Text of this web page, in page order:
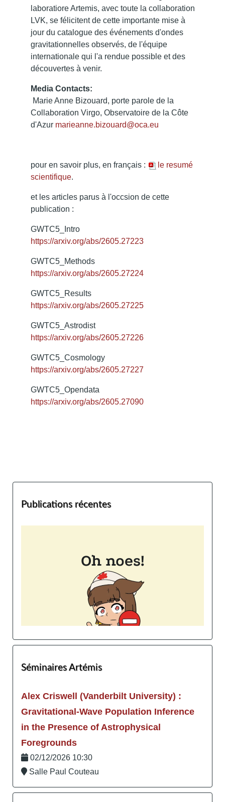
laboratiore Artemis, avec toute la collaboration
LVK, se félicitent de cette importante mise à
jour du catalogue des événements d'ondes
gravitationnelles observés, de l'équipe
internationale qui l'a rendue possible et des
découvertes à venir.
Media Contacts:
Marie Anne Bizouard, porte parole de la
Collaboration Virgo, Observatoire de la Côte
d'Azur marieanne.bizouard@oca.eu
pour en savoir plus, en français :
le resumé
scientifique.
et les articles parus à l'occsion de cette
publication :
GWTC5_Intro
https://arxiv.org/abs/2605.27223
GWTC5_Methods
https://arxiv.org/abs/2605.27224
GWTC5_Results
https://arxiv.org/abs/2605.27225
GWTC5_Astrodist
https://arxiv.org/abs/2605.27226
GWTC5_Cosmology
https://arxiv.org/abs/2605.27227
GWTC5_Opendata
https://arxiv.org/abs/2605.27090
Publications récentes
Séminaires Artémis
Alex Criswell (Vanderbilt University) :
Gravitational-Wave Population Inference
in the Presence of Astrophysical
Foregrounds
02/12/2026 10:30
Salle Paul Couteau